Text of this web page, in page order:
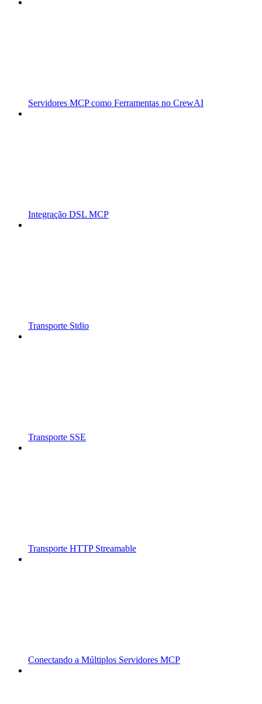
Servidores MCP como Ferramentas no CrewAI
Integração DSL MCP
Transporte Stdio
Transporte SSE
Transporte HTTP Streamable
Conectando a Múltiplos Servidores MCP